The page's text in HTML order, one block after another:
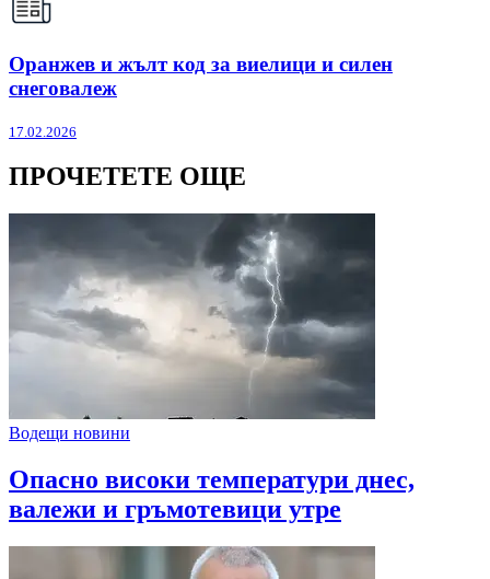
Оранжев и жълт код за виелици и силен
снеговалеж
17.02.2026
ПРОЧЕТЕТЕ ОЩЕ
Водещи новини
Опасно високи температури днес,
валежи и гръмотевици утре